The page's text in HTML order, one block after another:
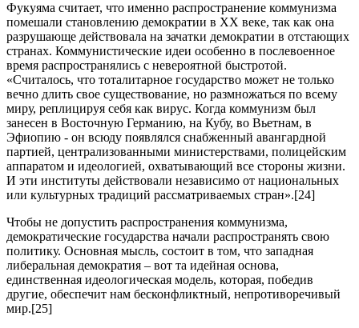
Фукуяма считает, что именно распространение коммунизма
помешали становлению демократии в XX веке, так как она
разрушающе действовала на зачатки демократии в отстающих
странах. Коммунистические идеи особенно в послевоенное
время распространялись с невероятной быстротой.
«Считалось, что тоталитарное государство может не только
вечно длить свое существование, но размножаться по всему
миру, реплицируя себя как вирус. Когда коммунизм был
занесен в Восточную Германию, на Кубу, во Вьетнам, в
Эфиопию - он всюду появлялся снабженный авангардной
партией, централизованными министерствами, полицейским
аппаратом и идеологией, охватывающий все стороны жизни.
И эти институты действовали независимо от национальных
или культурных традиций рассматриваемых стран».[24]
Чтобы не допустить распространения коммунизма,
демократические государства начали распространять свою
политику. Основная мысль, состоит в том, что западная
либеральная демократия – вот та идейная основа,
единственная идеологическая модель, которая, победив
другие, обеспечит нам бесконфликтный, непротиворечивый
мир.[25]